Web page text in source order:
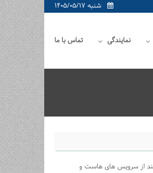
شنبه ۱۴۰۵/۰۵/۱۷
نمایندگی تماس با ما
و همکاران عزیز میرساند از امروز 6 آبان 1398 میتوانند از سرویس های هاست و